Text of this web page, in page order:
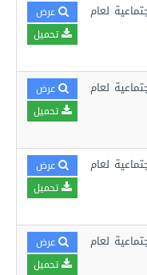
لعام
عرض
تحميل
لعام
عرض
تحميل
لعام
عرض
تحميل
لعام
عرض
تحميل